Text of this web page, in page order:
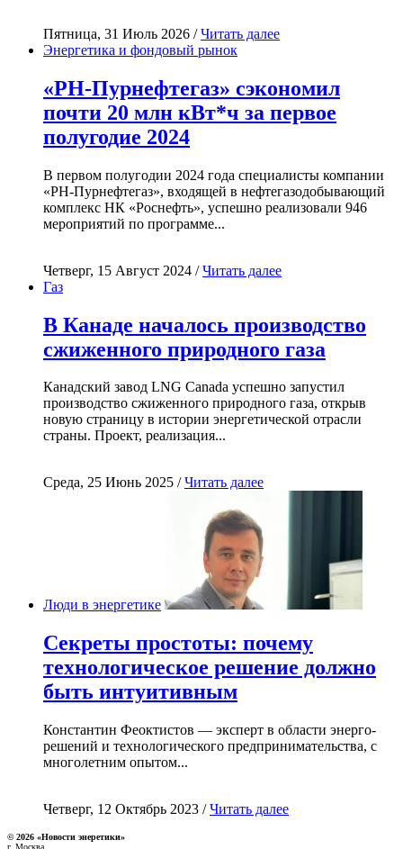
Пятница, 31 Июль 2026 /Читать далее
Энергетика и фондовый рынок
«РН-Пурнефтегаз» сэкономил
почти 20 млн кВт*ч за первое
полугодие 2024
В первом полугодии 2024 года специалисты компании
«РН-Пурнефтегаз», входящей в нефтегазодобывающий
комплекс НК «Роснефть», успешно реализовали 946
мероприятий по программе...
Четверг, 15 Август 2024 /Читать далее
Газ
В Канаде началось производство
сжиженного природного газа
Канадский завод LNG Canada успешно запустил
производство сжиженного природного газа, открыв
новую страницу в истории энергетической отрасли
страны. Проект, реализация...
Среда, 25 Июнь 2025 /Читать далее
Люди в энергетике
Секреты простоты: почему
технологическое решение должно
быть интуитивным
Константин Феоктистов — эксперт в области энерго-
решений и технологического предпринимательства, с
многолетним опытом...
Четверг, 12 Октябрь 2023 /Читать далее
© 2026 «Новости энеретики»
г. Москва